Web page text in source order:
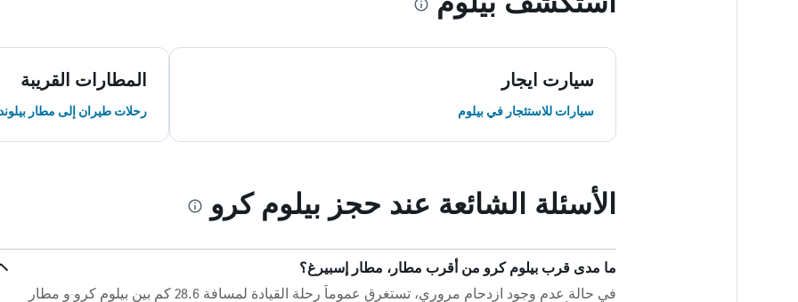
سيارت ايجار
سيارات للاستئجار في بيلوم
المطارات القريبة
رحلات طيران إلى مطار
الأسئلة الشائعة عند حجز بيلوم كرو
ما مدى قرب بيلوم كرو من أقرب مطار، مطار إسبيرغ؟
في حالة عدم وجود ازدحام مروري، تستغرق عموماً رحلة القيادة لمسافة 28.6 كم بين بيلوم كرو و مطار